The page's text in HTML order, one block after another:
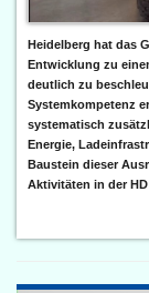
Heidelberg hat das
Entwicklung zu
deutlich zu
Systemkompetenz
systematisch
Energie,
Baustein dieser
Aktivitäten in der